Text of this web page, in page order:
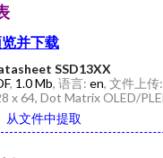
并下载
SSD13XX
, 1.0 Mb, 语言: en, 文件上传:
x 64, Dot Matrix OLED/
从文件中提取